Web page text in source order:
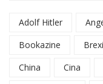
Adolf Hitler
Bookazine
China
Cina